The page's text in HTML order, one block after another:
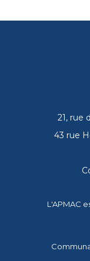
21, rue
43 rue
L'APMAC